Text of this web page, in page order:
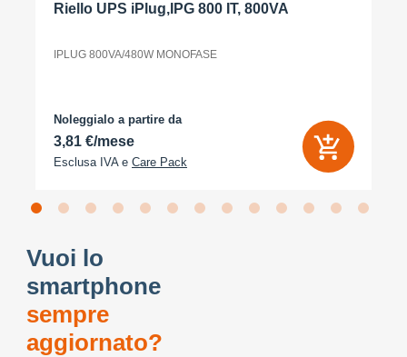
Riello UPS iPlug,IPG 800 IT, 800VA
IPLUG 800VA/480W MONOFASE
Noleggialo a partire da
3,81 €/mese
Esclusa IVA e Care Pack
Vuoi lo
smartphone
sempre
aggiornato?